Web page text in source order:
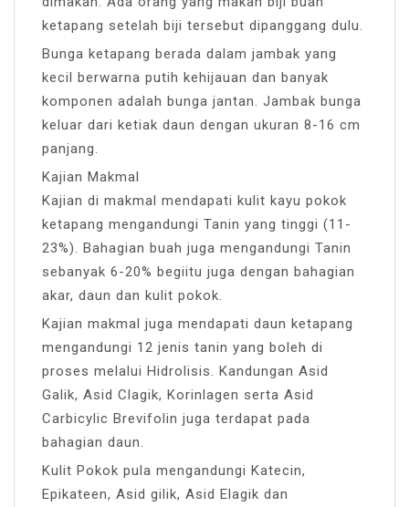
ketapang setelah biji tersebut dipanggang dulu.
Bunga ketapang berada dalam jambak yang
kecil berwarna putih kehijauan dan banyak
komponen adalah bunga jantan. Jambak bunga
keluar dari ketiak daun dengan ukuran 8-16 cm
panjang.
Kajian Makmal
Kajian di makmal mendapati kulit kayu pokok
ketapang mengandungi Tanin yang tinggi (11-
23%). Bahagian buah juga mengandungi Tanin
sebanyak 6-20% begiitu juga dengan bahagian
akar, daun dan kulit pokok.
Kajian makmal juga mendapati daun ketapang
mengandungi 12 jenis tanin yang boleh di
proses melalui Hidrolisis. Kandungan Asid
Galik, Asid Clagik, Korinlagen serta Asid
Carbicylic Brevifolin juga terdapat pada
bahagian daun.
Kulit Pokok pula mengandungi Katecin,
Epikateen, Asid gilik, Asid Elagik dan